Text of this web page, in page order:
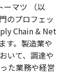
ーマツ （以
のプロフェッ
Chain & Net
す。製造業や
いて、調達や
た業務や経営